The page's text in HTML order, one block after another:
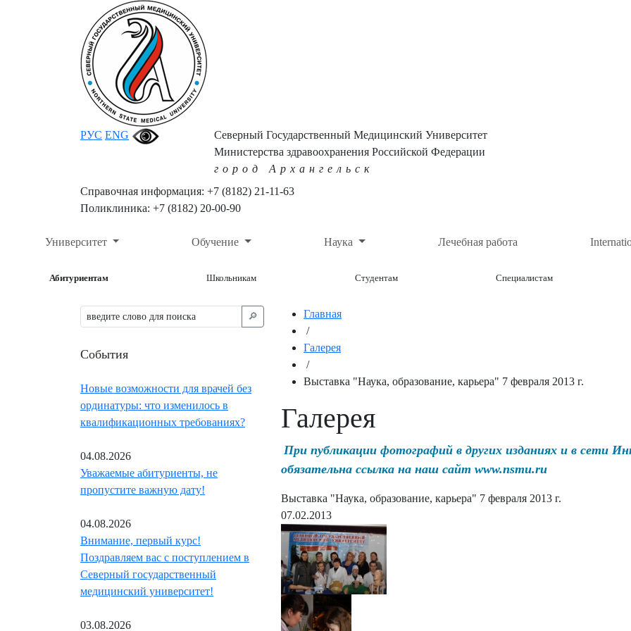
РУС ENG
Северный Государственный Медицинский Университет
Министерства здравоохранения Российской Федерации
город Архангельск
Справочная информация: +7 (8182) 21-11-63
Поликлиника: +7 (8182) 20-00-90
Университет Обучение Наука Лечебная работа
Абитуриентам Школьникам Студентам Специалистам
🔎︎
События
Новые возможности для врачей без
ординатуры: что изменилось в
квалификационных требованиях?
04.08.2026
Уважаемые абитуриенты, не
пропустите важную дату!
04.08.2026
Внимание, первый курс!
Поздравляем вас с поступлением в
Северный государственный
медицинский университет!
03.08.2026
Главная
/
Галерея
/
Выставка "Наука, образование, карьера" 7 февраля 2013 г.
Галерея
При публикации фотографий в других изданиях и в сети
обязательна ссылка на наш сайт www.nsmu.ru
Выставка "Наука, образование, карьера" 7 февраля 2013 г.
07.02.2013